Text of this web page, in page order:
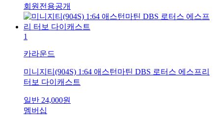
회원전용공개
1
카라운드
미니지티(904S) 1:64 애스턴마틴 DBS 로터스 에스프리
터보 다이캐스트
일반 24,000원
멤버십